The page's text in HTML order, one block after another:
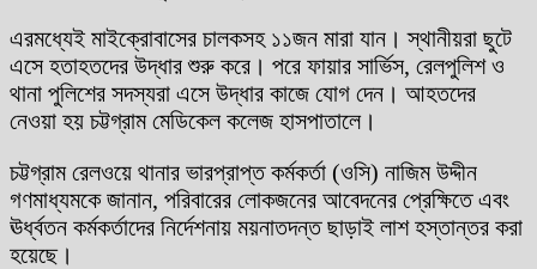
এরমধ্যেই মাইক্রোবাসের চালকসহ ১১জন মারা যান। স্থানীয়রা ছুটে
এসে হতাহতদের উদ্ধার শুরু করে। পরে ফায়ার সার্ভিস, রেলপুলিশ ও
থানা পুলিশের সদস্যরা এসে উদ্ধার কাজে যোগ দেন। আহতদের
নেওয়া হয় চট্টগ্রাম মেডিকেল কলেজ হাসপাতালে।
চট্টগ্রাম রেলওয়ে থানার ভারপ্রাপ্ত কর্মকর্তা (ওসি) নাজিম উদ্দীন
গণমাধ্যমকে জানান, পরিবারের লোকজনের আবেদনের প্রেক্ষিতে এবং
ঊর্ধ্বতন কর্মকর্তাদের নির্দেশনায় ময়নাতদন্ত ছাড়াই লাশ হস্তান্তর করা
হয়েছে।